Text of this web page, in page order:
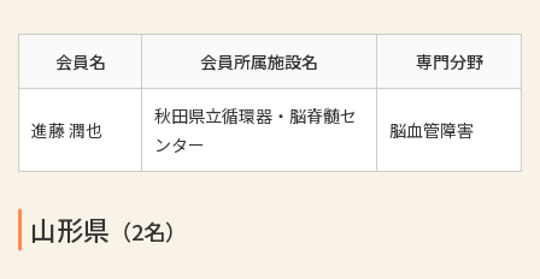
会員名 会員所属施設名 専門分野
進藤 潤也
秋田県立循環器・脳脊髄セ
ンター
脳血管障害
山形県 （2名）